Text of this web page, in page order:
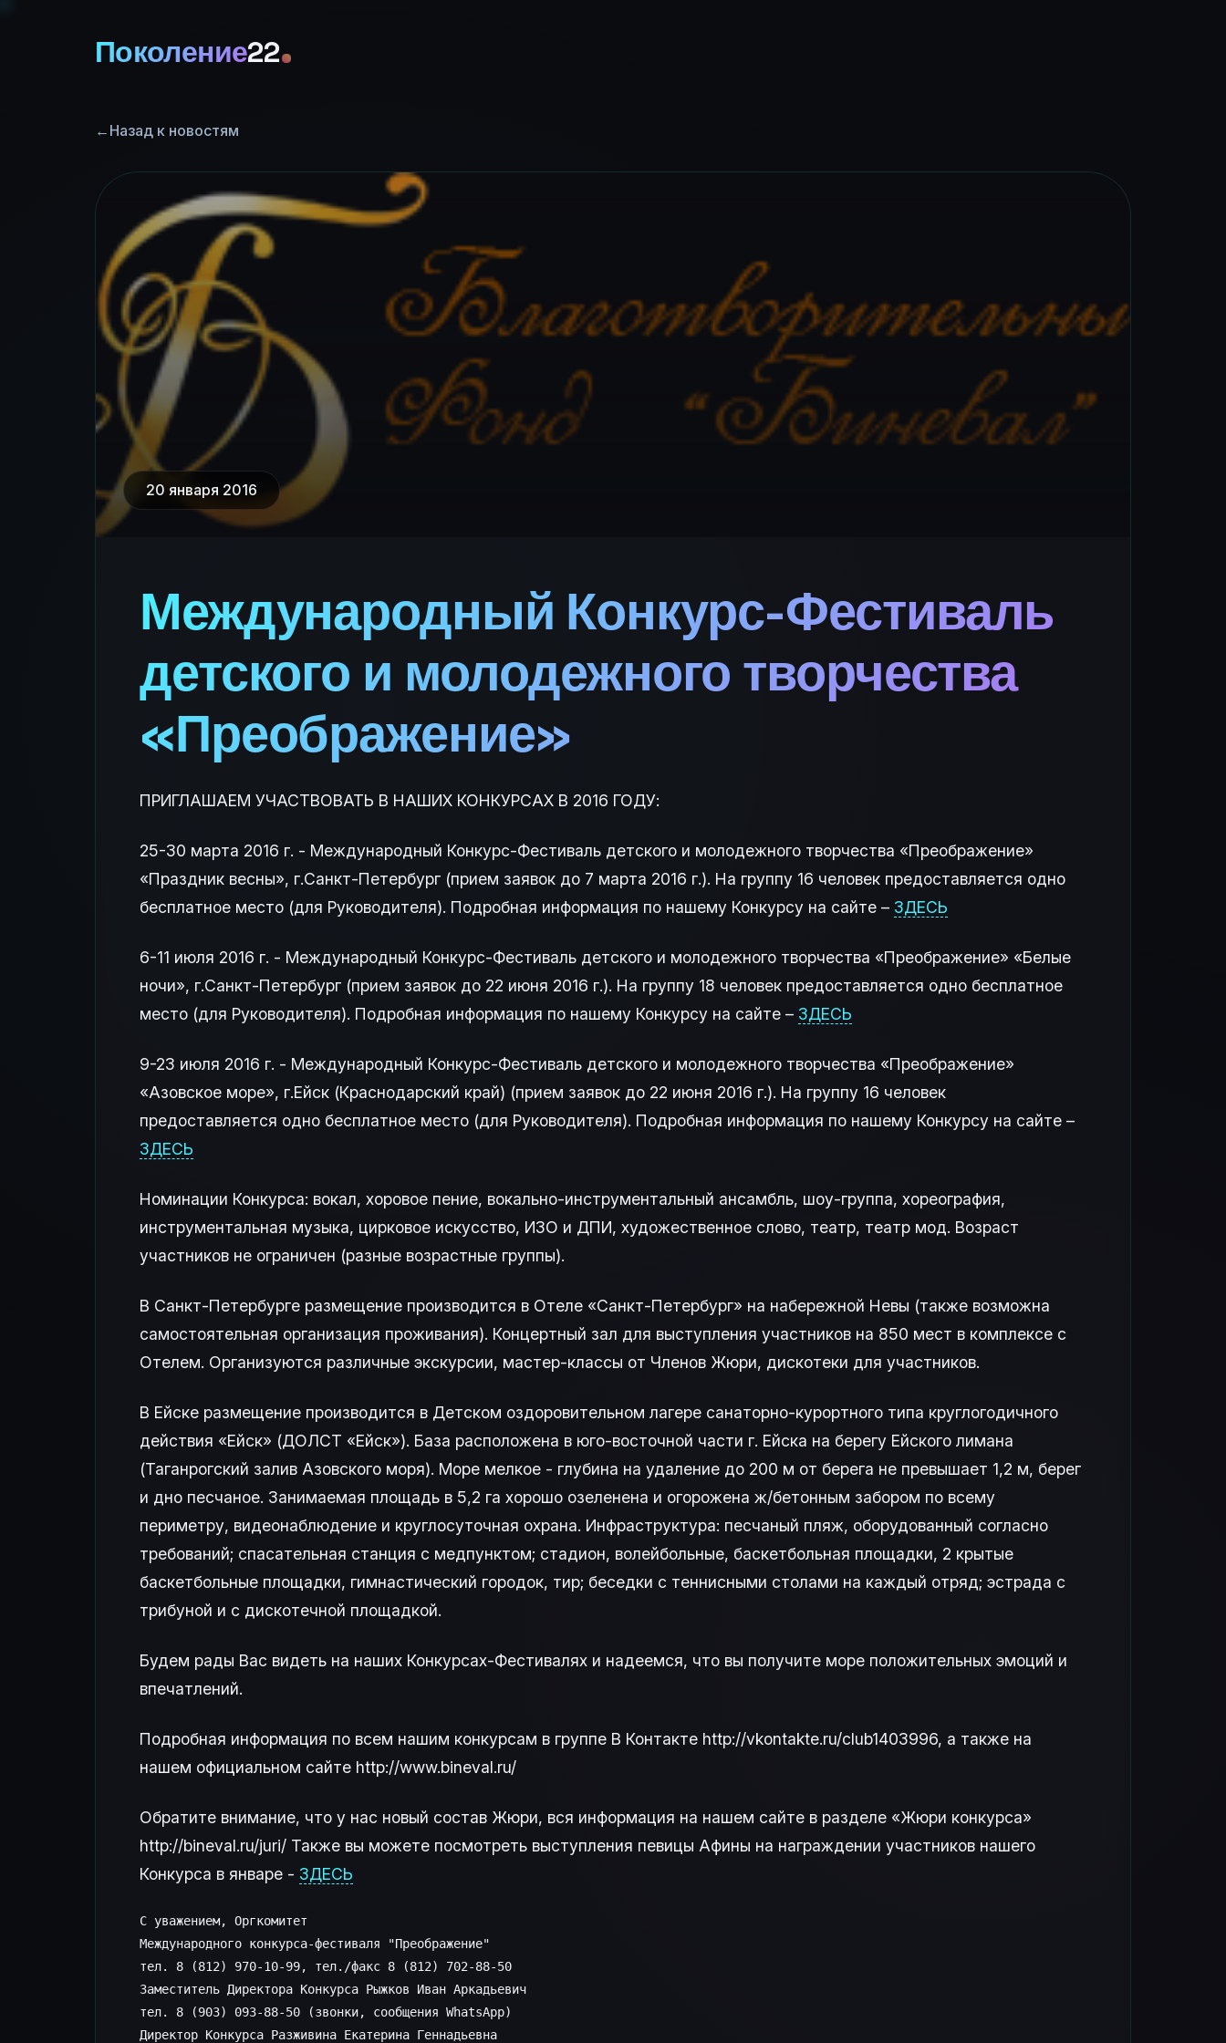
Поколение22
← Назад к новостям
20 января 2016
Международный Конкурс-Фестиваль
детского и молодежного творчества
«Преображение»
ПРИГЛАШАЕМ УЧАСТВОВАТЬ В НАШИХ КОНКУРСАХ В 2016 ГОДУ:
25-30 марта 2016 г. - Международный Конкурс-Фестиваль детского и молодежного творчества «Преображение»
«Праздник весны», г.Санкт-Петербург (прием заявок до 7 марта 2016 г.). На группу 16 человек предоставляется одно
бесплатное место (для Руководителя). Подробная информация по нашему Конкурсу на сайте – ЗДЕСЬ
6-11 июля 2016 г. - Международный Конкурс-Фестиваль детского и молодежного творчества «Преображение» «Белые
ночи», г.Санкт-Петербург (прием заявок до 22 июня 2016 г.). На группу 18 человек предоставляется одно бесплатное
место (для Руководителя). Подробная информация по нашему Конкурсу на сайте – ЗДЕСЬ
9-23 июля 2016 г. - Международный Конкурс-Фестиваль детского и молодежного творчества «Преображение»
«Азовское море», г.Ейск (Краснодарский край) (прием заявок до 22 июня 2016 г.). На группу 16 человек
предоставляется одно бесплатное место (для Руководителя). Подробная информация по нашему Конкурсу на сайте –
ЗДЕСЬ
Номинации Конкурса: вокал, хоровое пение, вокально-инструментальный ансамбль, шоу-группа, хореография,
инструментальная музыка, цирковое искусство, ИЗО и ДПИ, художественное слово, театр, театр мод. Возраст
участников не ограничен (разные возрастные группы).
В Санкт-Петербурге размещение производится в Отеле «Санкт-Петербург» на набережной Невы (также возможна
самостоятельная организация проживания). Концертный зал для выступления участников на 850 мест в комплексе с
Отелем. Организуются различные экскурсии, мастер-классы от Членов Жюри, дискотеки для участников.
В Ейске размещение производится в Детском оздоровительном лагере санаторно-курортного типа круглогодичного
действия «Ейск» (ДОЛСТ «Ейск»). База расположена в юго-восточной части г. Ейска на берегу Ейского лимана
(Таганрогский залив Азовского моря). Море мелкое - глубина на удаление до 200 м от берега не превышает 1,2 м, берег
и дно песчаное. Занимаемая площадь в 5,2 га хорошо озеленена и огорожена ж/бетонным забором по всему
периметру, видеонаблюдение и круглосуточная охрана. Инфраструктура: песчаный пляж, оборудованный согласно
требований; спасательная станция с медпунктом; стадион, волейбольные, баскетбольная площадки, 2 крытые
баскетбольные площадки, гимнастический городок, тир; беседки с теннисными столами на каждый отряд; эстрада с
трибуной и с дискотечной площадкой.
Будем рады Вас видеть на наших Конкурсах-Фестивалях и надеемся, что вы получите море положительных эмоций и
впечатлений.
Подробная информация по всем нашим конкурсам в группе В Контакте http://vkontakte.ru/club1403996, а также на
нашем официальном сайте http://www.bineval.ru/
Обратите внимание, что у нас новый состав Жюри, вся информация на нашем сайте в разделе «Жюри конкурса»
http://bineval.ru/juri/ Также вы можете посмотреть выступления певицы Афины на награждении участников нашего
Конкурса в январе - ЗДЕСЬ
С уважением, Оргкомитет
Международного конкурса-фестиваля "Преображение"
тел. 8 (812) 970-10-99, тел./факс 8 (812) 702-88-50
Заместитель Директора Конкурса Рыжков Иван Аркадьевич
тел. 8 (903) 093-88-50 (звонки, сообщения WhatsApp)
Директор Конкурса Разживина Екатерина Геннадьевна